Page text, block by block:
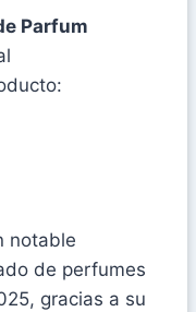
Parfum
notable
de perfumes
gracias a su